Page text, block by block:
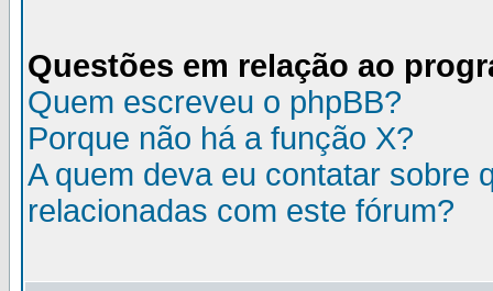
Questões em relação ao
Quem escreveu o phpBB?
Porque não há a função X?
A quem deva eu contatar sobre
relacionadas com este fórum?